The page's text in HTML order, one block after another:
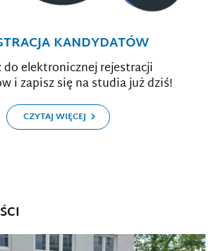
KANDYDATÓW
do elektronicznej rejestracji
i zapisz się na studia już dziś!
CZYTAJ WIĘCEJ